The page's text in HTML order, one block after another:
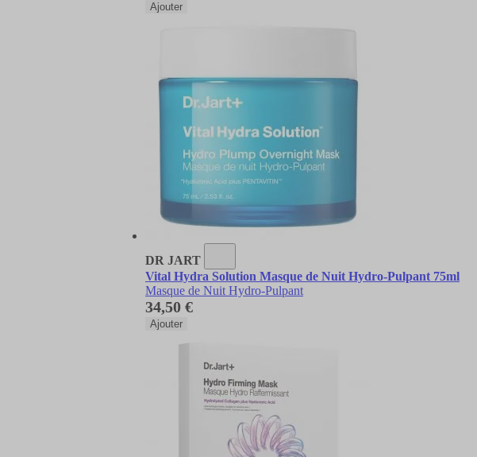
Ajouter
DR JART
Vital Hydra Solution Masque de Nuit Hydro-Pulpant 75ml
Masque de Nuit Hydro-Pulpant
34,50 €
Ajouter